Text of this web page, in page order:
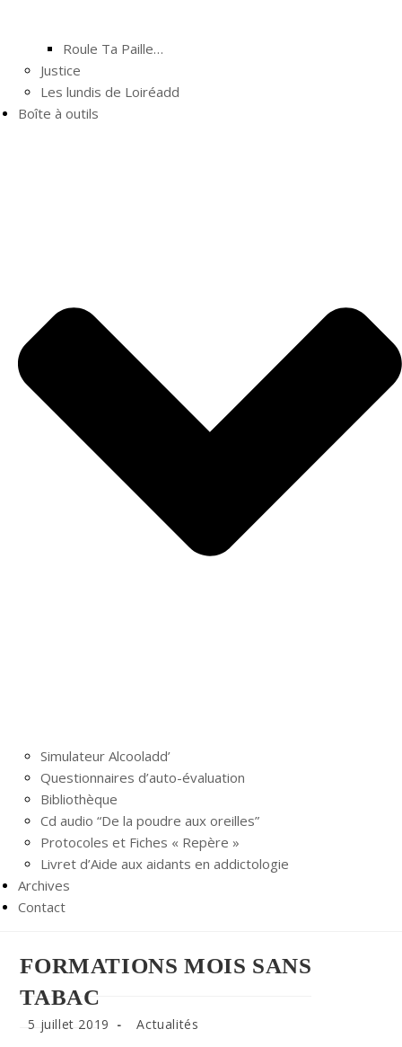
Roule Ta Paille…
Justice
Les lundis de Loiréadd
Boîte à outils
Simulateur Alcooladd’
Questionnaires d’auto-évaluation
Bibliothèque
Cd audio “De la poudre aux oreilles”
Protocoles et Fiches « Repère »
Livret d’Aide aux aidants en addictologie
Archives
Contact
FORMATIONS MOIS SANS
TABAC
Publication
publiée :
5 juillet 2019
Post
Actualités